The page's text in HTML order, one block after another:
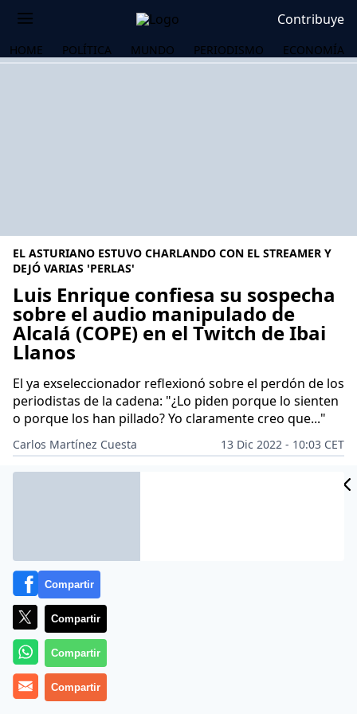
Contribuye
HOME POLÍTICA MUNDO PERIODISMO ECONOMÍA
EL ASTURIANO ESTUVO CHARLANDO CON EL STREAMER Y
DEJÓ VARIAS 'PERLAS'
Luis Enrique confiesa su sospecha
sobre el audio manipulado de
Alcalá (COPE) en el Twitch de Ibai
Llanos
El ya exseleccionador reflexionó sobre el perdón de los
periodistas de la cadena: "¿Lo piden porque lo sienten
o porque los han pillado? Yo claramente creo que..."
Carlos Martínez Cuesta
13 Dic 2022 - 10:03 CET
Archivado en: EL PARTIDAZO DE COPE
Compartir
Compartir
Compartir
Compartir